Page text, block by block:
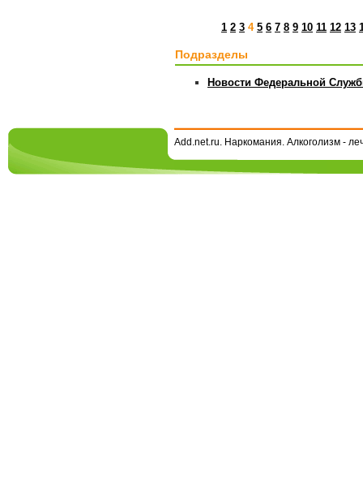
1 2 3 4 5 6 7 8 9 10 11 12 13
Подразделы
Новости Федеральной
Add.net.ru. Наркомания. Алкоголизм -